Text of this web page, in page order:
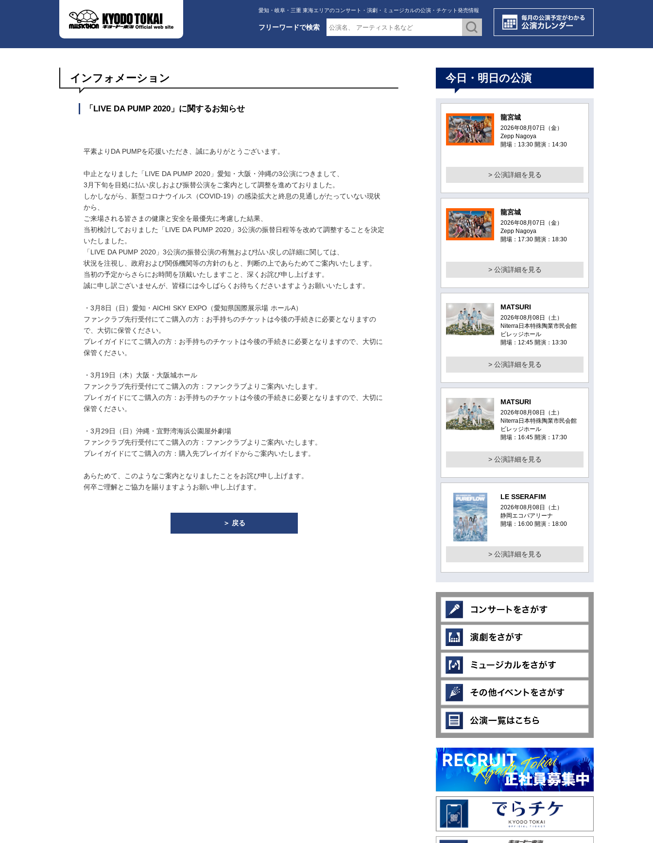
愛知・岐阜・三重 東海エリアのコンサート・演劇・ミュージカルの公演・チケット発売情報
フリーワードで検索
インフォメーション
「LIVE DA PUMP 2020」に関するお知らせ
平素よりDA PUMPを応援いただき、誠にありがとうございます。
中止となりました「LIVE DA PUMP 2020」愛知・大阪・沖縄の3公演につきまして、
3月下旬を目処に払い戻しおよび振替公演をご案内として調整を進めておりました。
しかしながら、新型コロナウイルス（COVID-19）の感染拡大と終息の見通しがたっていない現状
から、
ご来場される皆さまの健康と安全を最優先に考慮した結果、
当初検討しておりました「LIVE DA PUMP 2020」3公演の振替日程等を改めて調整することを決定
いたしました。
「LIVE DA PUMP 2020」3公演の振替公演の有無および払い戻しの詳細に関しては、
状況を注視し、政府および関係機関等の方針のもと、判断の上であらためてご案内いたします。
当初の予定からさらにお時間を頂戴いたしますこと、深くお詫び申し上げます。
誠に申し訳ございませんが、皆様には今しばらくお待ちくださいますようお願いいたします。
・3月8日（日）愛知・AICHI SKY EXPO（愛知県国際展示場 ホールA）
ファンクラブ先行受付にてご購入の方：お手持ちのチケットは今後の手続きに必要となりますの
で、大切に保管ください。
プレイガイドにてご購入の方：お手持ちのチケットは今後の手続きに必要となりますので、大切に
保管ください。
・3月19日（木）大阪・大阪城ホール
ファンクラブ先行受付にてご購入の方：ファンクラブよりご案内いたします。
プレイガイドにてご購入の方：お手持ちのチケットは今後の手続きに必要となりますので、大切に
保管ください。
・3月29日（日）沖縄・宜野湾海浜公園屋外劇場
ファンクラブ先行受付にてご購入の方：ファンクラブよりご案内いたします。
プレイガイドにてご購入の方：購入先プレイガイドからご案内いたします。
あらためて、このようなご案内となりましたことをお詫び申し上げます。
何卒ご理解とご協力を賜りますようお願い申し上げます。
＞ 戻る
今日・明日の公演
龍宮城
2026年08月07日（金）
Zepp Nagoya
開場：13:30 開演：14:30
> 公演詳細を見る
龍宮城
2026年08月07日（金）
Zepp Nagoya
開場：17:30 開演：18:30
> 公演詳細を見る
MATSURI
2026年08月08日（土）
Niterra日本特殊陶業市民会館
ビレッジホール
開場：12:45 開演：13:30
> 公演詳細を見る
MATSURI
2026年08月08日（土）
Niterra日本特殊陶業市民会館
ビレッジホール
開場：16:45 開演：17:30
> 公演詳細を見る
LE SSERAFIM
2026年08月08日（土）
静岡エコパアリーナ
開場：16:00 開演：18:00
> 公演詳細を見る